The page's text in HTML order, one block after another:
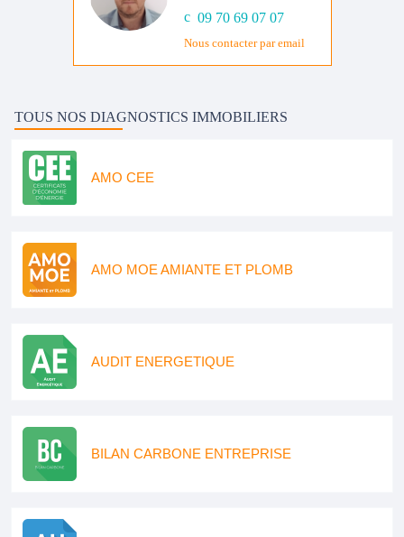
09 70 69 07 07
Nous contacter par email
TOUS NOS DIAGNOSTICS IMMOBILIERS
AMO CEE
AMO MOE AMIANTE ET PLOMB
AUDIT ENERGETIQUE
BILAN CARBONE ENTREPRISE